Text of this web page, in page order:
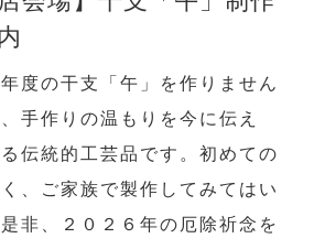
内
度の干支「午」を作りません
手作りの温もりを今に伝え
伝統的工芸品です。初めての
、ご家族で製作してみてはい
非、２０２６年の厄除祈念を